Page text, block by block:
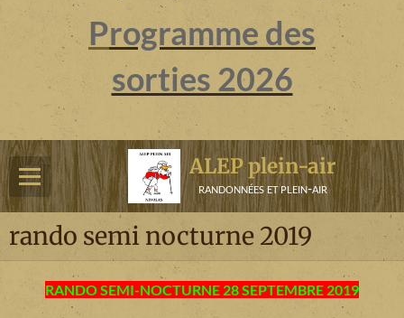
Programme des
sorties 2026
ALEP plein-air
randonnées et plein-air
rando semi nocturne 2019
RANDO SEMI-NOCTURNE 28 SEPTEMBRE 2019